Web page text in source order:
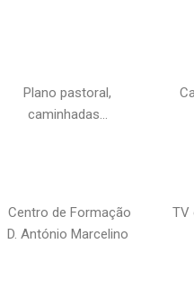
Plano pastoral,
caminhadas…
Centro de Formação
D. António Marcelino
TV